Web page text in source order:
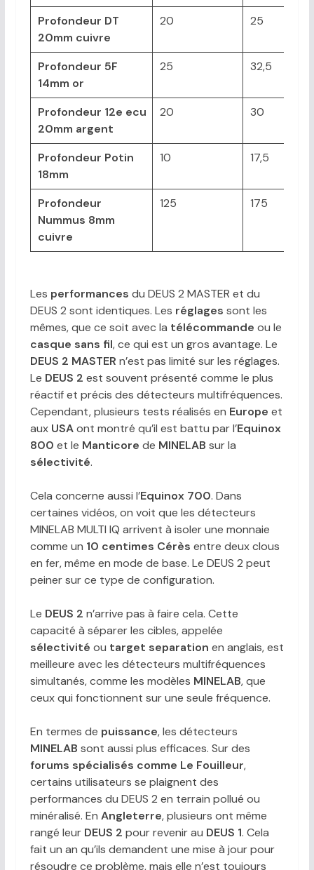
Profondeur DT
20mm cuivre
20 25
Profondeur 5F
14mm or
25 32,5
Profondeur 12e ecu
20mm argent
20 30
Profondeur Potin
18mm
10 17,5
Profondeur
Nummus 8mm
cuivre
125 175
Les performances du DEUS 2 MASTER et du
DEUS 2 sont identiques. Les réglages sont les
mêmes, que ce soit avec la télécommande ou le
casque sans fil, ce qui est un gros avantage. Le
DEUS 2 MASTER n’est pas limité sur les réglages.
Le DEUS 2 est souvent présenté comme le plus
réactif et précis des détecteurs multifréquences.
Cependant, plusieurs tests réalisés en Europe et
aux USAont montré qu’il est battu par l’Equinox
800 et le Manticore de MINELAB sur la
sélectivité.
Cela concerne aussi l’Equinox 700. Dans
certaines vidéos, on voit que les détecteurs
MINELAB MULTI IQ arrivent à isoler une monnaie
comme un 10 centimes Cérès entre deux clous
en fer, même en mode de base. Le DEUS 2 peut
peiner sur ce type de configuration.
Le DEUS 2 n’arrive pas à faire cela. Cette
capacité à séparer les cibles, appelée
sélectivité ou target separation en anglais, est
meilleure avec les détecteurs multifréquences
simultanés, comme les modèles MINELAB, que
ceux qui fonctionnent sur une seule fréquence.
En termes de puissance, les détecteurs
MINELAB sont aussi plus efficaces. Sur des
forums spécialisés comme Le Fouilleur,
certains utilisateurs se plaignent des
performances du DEUS 2 en terrain pollué ou
minéralisé. En Angleterre, plusieurs ont même
rangé leur DEUS 2 pour revenir au DEUS 1. Cela
fait un an qu’ils demandent une mise à jour pour
résoudre ce problème, mais elle n’est toujours